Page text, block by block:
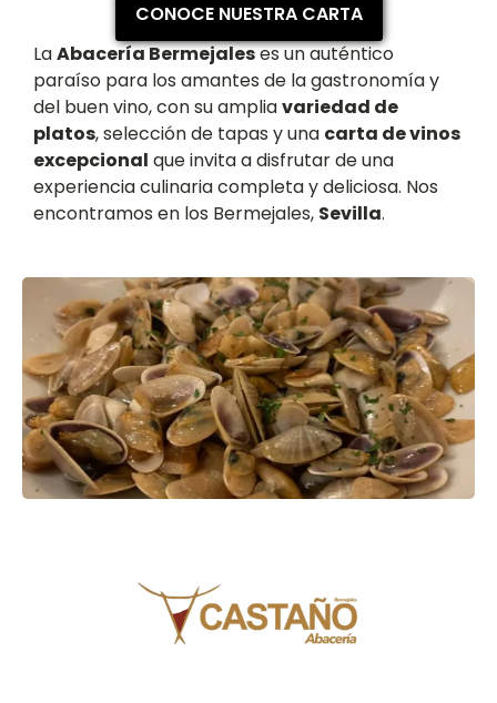
CONOCE NUESTRA CARTA
LaAbacería Bermejaleses un auténtico
paraíso para los amantes de la gastronomía y
del buen vino, con su ampliavariedad de
platos, selección de tapas y una carta de vinos
excepcional que invita a disfrutar de una
experiencia culinaria completa y deliciosa. Nos
encontramos en los Bermejales, Sevilla.